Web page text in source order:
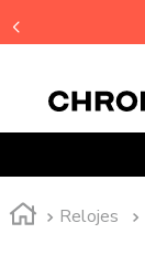
Relojes